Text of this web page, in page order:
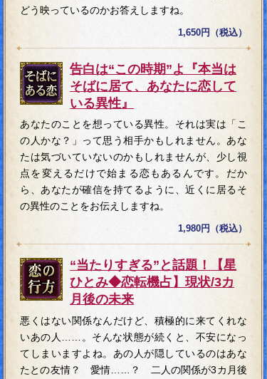
どう映っているのかお答えしますね。
1,650円（税込）
告白は“この時期”よ『本当は
そばに居て、あなたに恋して
いる異性』
あなたのことを想っている異性。それは実は「こ
の人かな？」って思う相手かもしれません。あな
たは気づいていないのかもしれませんが、少し視
点を変えるだけで始まる恋もあるんです。だか
ら、あなたが確信を持てるように、近くに居るそ
の異性のことをお伝えしますね。
1,980円（税込）
“当たりすぎる”と話題！【星
ひとみ◆恋転機占】現状/3カ
月後の未来
悪くはない関係なんだけど、積極的に来てくれな
いあの人……。そんな状態が続くと、不安になっ
てしまいますよね。あの人が隠しているのはあな
たとの友情？ 愛情……？ 二人の関係が3カ月後